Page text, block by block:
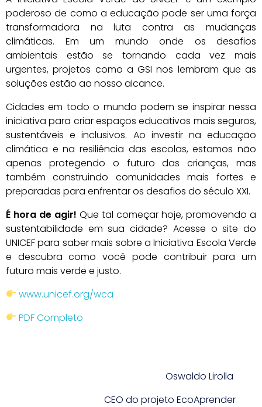
poderoso de como a educação pode ser uma força
transformadora na luta contra as mudanças
climáticas. Em um mundo onde os desafios
ambientais estão se tornando cada vez mais
urgentes, projetos como a GSI nos lembram que as
soluções estão ao nosso alcance.
Cidades em todo o mundo podem se inspirar nessa
iniciativa para criar espaços educativos mais seguros,
sustentáveis e inclusivos. Ao investir na educação
climática e na resiliência das escolas, estamos não
apenas protegendo o futuro das crianças, mas
também construindo comunidades mais fortes e
preparadas para enfrentar os desafios do século XXI.
É hora de agir! Que tal começar hoje, promovendo a
sustentabilidade em sua cidade? Acesse o site do
UNICEF para saber mais sobre a Iniciativa Escola Verde
e descubra como você pode contribuir para um
futuro mais verde e justo.
www.unicef.org/wca
PDF Completo
Oswaldo Lirolla
CEO do projeto EcoAprender